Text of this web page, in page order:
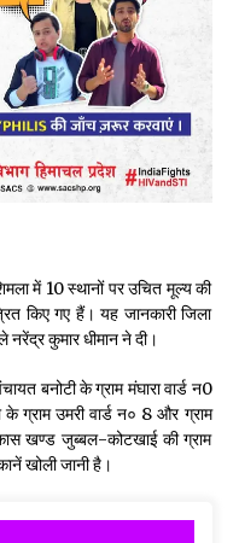
सिंह, हिमाचल की सड़क परियोजनाओं को
सूचना प्रबंधन पर शिमला में एक दिवसीय
को बैक डेट से नहीं मिलेगा नियमितीकरण,
90 लाख नकद और 2 करोड़के सोने के
में 10 स्थानों पर उचित मूल्य की
किए गए हैं। यह जानकारी जिला
नरेंद्र कुमार धीमान ने दी।
बनोटी के ग्राम मंघारा वार्ड न0
ग्राम उमरी वार्ड न० 8 और ग्राम
खण्ड जुब्बल-कोटखाई की ग्राम
खोली जानी है।